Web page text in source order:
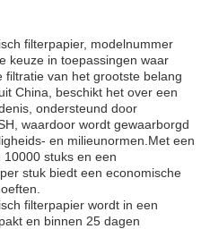
filterpapier, modelnummer
keuze in toepassingen waar
filtratie van het grootste belang
China, beschikt het over een
ondersteund door
waardoor wordt gewaarborgd
en milieunormen.Met een
stuks en een
stuk biedt een economische
filterpapier wordt in een
en binnen 25 dagen